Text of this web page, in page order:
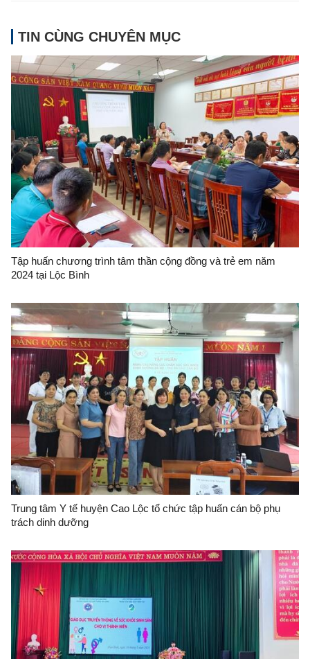
TIN CÙNG CHUYÊN MỤC
Tập huấn chương trình tâm thần cộng đồng và trẻ em năm
2024 tại Lộc Bình
Trung tâm Y tế huyện Cao Lộc tổ chức tập huấn cán bộ phụ
trách dinh dưỡng